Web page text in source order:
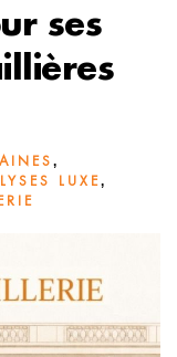
ses
,
LUXE,